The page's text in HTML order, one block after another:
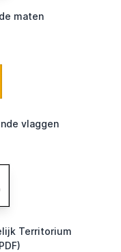
maten
vlaggen
Territorium